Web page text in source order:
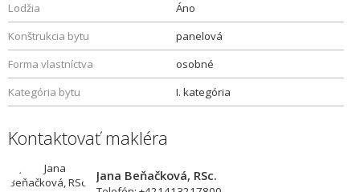
Lodžia
Áno
Konštrukcia bytu
panelová
Forma vlastníctva
osobné
Kategória bytu
I. kategória
Kontaktovať makléra
Jana Beňačková, RSc.